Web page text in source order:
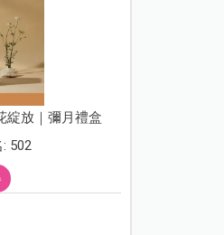
綻放｜彌月禮盒
502